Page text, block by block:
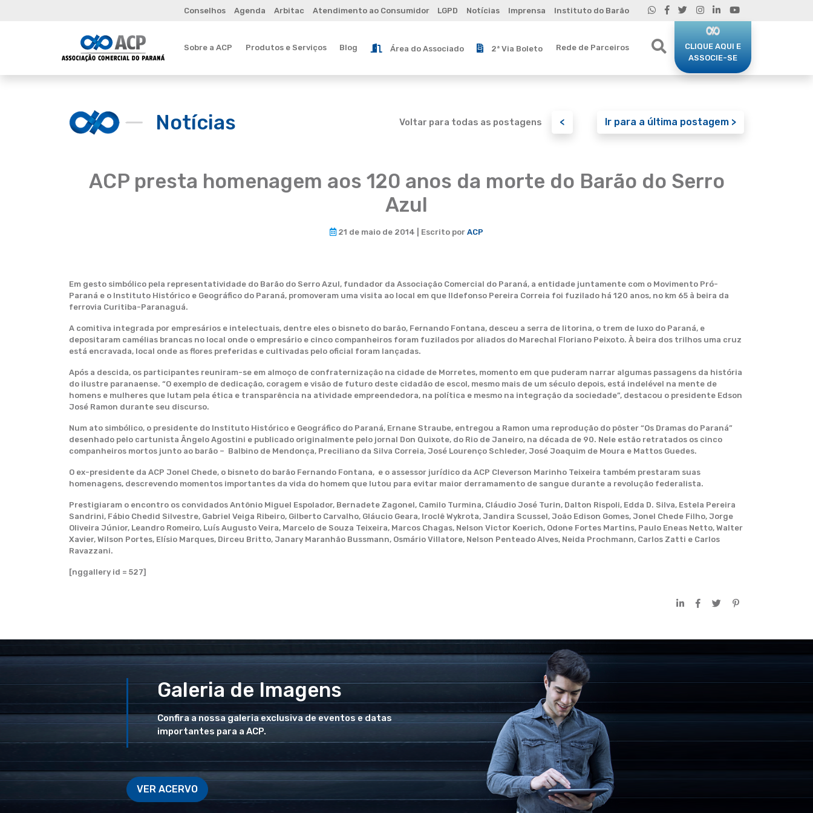
Conselhos Agenda Arbitac Atendimento ao Consumidor LGPD Notícias Imprensa Instituto do Barão
Sobre a ACP Produtos e Serviços Blog Área do Associado 2ª Via Boleto Rede de Parceiros
CLIQUE AQUI E
ASSOCIE-SE
Notícias Voltar para todas as postagens < Ir para a última postagem >
ACP presta homenagem aos 120 anos da morte do Barão do Serro
Azul
21 de maio de 2014 | Escrito por ACP
Em gesto simbólico pela representatividade do Barão do Serro Azul, fundador da Associação Comercial do Paraná, a entidade juntamente com o Movimento Pró-
Paraná e o Instituto Histórico e Geográfico do Paraná, promoveram uma visita ao local em que Ildefonso Pereira Correia foi fuzilado há 120 anos, no km 65 à beira da
ferrovia Curitiba-Paranaguá.
A comitiva integrada por empresários e intelectuais, dentre eles o bisneto do barão, Fernando Fontana, desceu a serra de litorina, o trem de luxo do Paraná, e
depositaram camélias brancas no local onde o empresário e cinco companheiros foram fuzilados por aliados do Marechal Floriano Peixoto. À beira dos trilhos uma cruz
está encravada, local onde as flores preferidas e cultivadas pelo oficial foram lançadas.
Após a descida, os participantes reuniram-se em almoço de confraternização na cidade de Morretes, momento em que puderam narrar algumas passagens da história
do ilustre paranaense. “O exemplo de dedicação, coragem e visão de futuro deste cidadão de escol, mesmo mais de um século depois, está indelével na mente de
homens e mulheres que lutam pela ética e transparência na atividade empreendedora, na política e mesmo na integração da sociedade”, destacou o presidente Edson
José Ramon durante seu discurso.
Num ato simbólico, o presidente do Instituto Histórico e Geográfico do Paraná, Ernane Straube, entregou a Ramon uma reprodução do pôster “Os Dramas do Paraná”
desenhado pelo cartunista Ângelo Agostini e publicado originalmente pelo jornal Don Quixote, do Rio de Janeiro, na década de 90. Nele estão retratados os cinco
companheiros mortos junto ao barão – Balbino de Mendonça, Preciliano da Silva Correia, José Lourenço Schleder, José Joaquim de Moura e Mattos Guedes.
O ex-presidente da ACP Jonel Chede, o bisneto do barão Fernando Fontana, e o assessor jurídico da ACP Cleverson Marinho Teixeira também prestaram suas
homenagens, descrevendo momentos importantes da vida do homem que lutou para evitar maior derramamento de sangue durante a revolução federalista.
Prestigiaram o encontro os convidados Antônio Miguel Espolador, Bernadete Zagonel, Camilo Turmina, Cláudio José Turin, Dalton Rispoli, Edda D. Silva, Estela Pereira
Sandrini, Fábio Chedid Silvestre, Gabriel Veiga Ribeiro, Gilberto Carvalho, Gláucio Geara, Iroclê Wykrota, Jandira Scussel, João Edison Gomes, Jonel Chede Filho, Jorge
Oliveira Júnior, Leandro Romeiro, Luís Augusto Veira, Marcelo de Souza Teixeira, Marcos Chagas, Nelson Victor Koerich, Odone Fortes Martins, Paulo Eneas Netto, Walter
Xavier, Wilson Portes, Elísio Marques, Dirceu Britto, Janary Maranhão Bussmann, Osmário Villatore, Nelson Penteado Alves, Neida Prochmann, Carlos Zatti e Carlos
Ravazzani.
[nggallery id = 527]
Galeria de Imagens
Confira a nossa galeria exclusiva de eventos e datas
importantes para a ACP.
VER ACERVO